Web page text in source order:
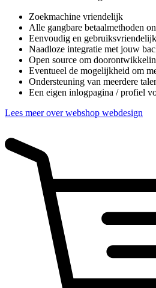
Zoekmachine vriendelijk
Alle gangbare betaalmethoden
Eenvoudig en
Naadloze integratie met jouw
Open source om
Eventueel de mogelijkheid om
Ondersteuning van meerdere
Een eigen inlogpagina / profiel
Lees meer over webshop webdesign